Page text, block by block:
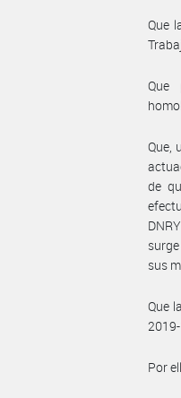
Que
Que
Que,
de
sus
Que
Por